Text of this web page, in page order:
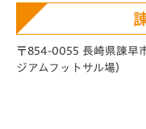
〒854-0055 長崎県諫早
ジアムフットサル場）